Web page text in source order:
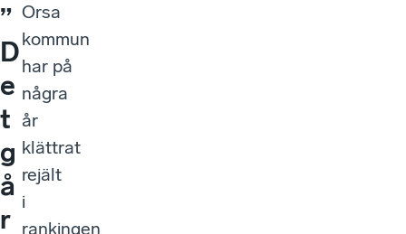
”
D
e
t
g
å
r
Orsa
kommun
har på
några
år
klättrat
rejält
i
rankingen